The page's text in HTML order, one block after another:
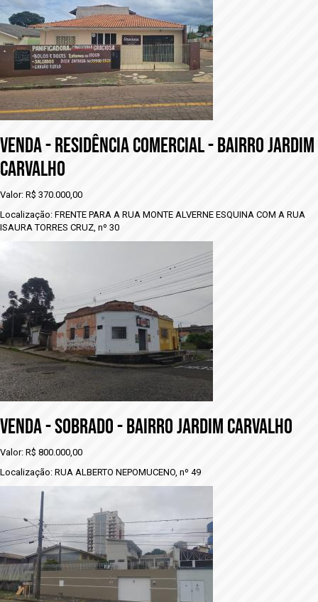
VENDA - rESIDÊNCIA COMERCIAL - BAIRRO JARDIM
CARVALHO
Valor: R$ 370.000,00
Localização: FRENTE PARA A RUA MONTE ALVERNE ESQUINA COM A RUA
ISAURA TORRES CRUZ, nº 30
VENDA - SOBRADO - BAIRRO JARDIM CARVALHO
Valor: R$ 800.000,00
Localização: RUA ALBERTO NEPOMUCENO, nº 49